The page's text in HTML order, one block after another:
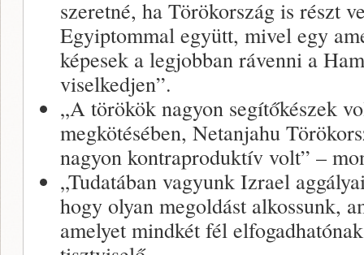
szeretné, ha Törökország is részt
Egyiptommal együtt, mivel egy
képesek a legjobban rávenni a
viselkedjen”.
„A törökök nagyon segítőkészek
megkötésében, Netanjahu
nagyon kontraproduktív volt” –
„Tudatában vagyunk Izrael
hogy olyan megoldást alkossunk,
amelyet mindkét fél